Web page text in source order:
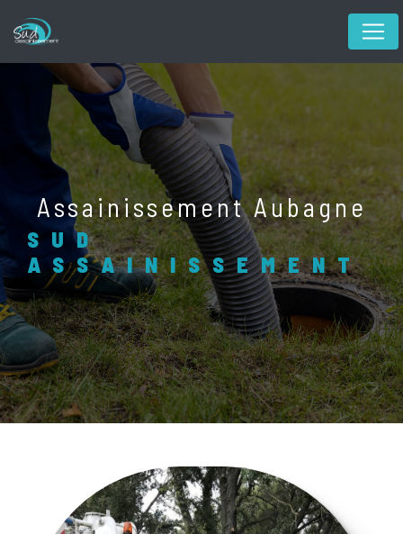
Assainissement Aubagne
SUD
ASSAINISSEMENT